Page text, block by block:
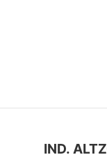
IND.